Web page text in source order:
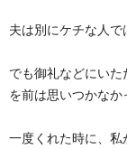
夫は別にケチな人で
でも御礼などにい
を前は思いつかなか
一度くれた時に、私